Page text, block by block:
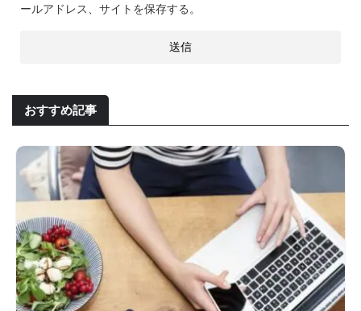
ールアドレス、サイトを保存する。
おすすめ記事